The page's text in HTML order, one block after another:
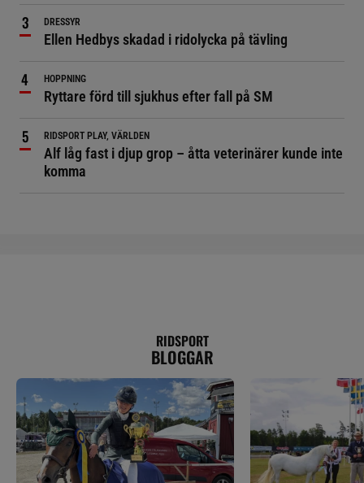
DRESSYR
Ellen Hedbys skadad i ridolycka på tävling
HOPPNING
Ryttare förd till sjukhus efter fall på SM
RIDSPORT PLAY, VÄRLDEN
Alf låg fast i djup grop – åtta veterinärer kunde inte
komma
RIDSPORT
BLOGGAR